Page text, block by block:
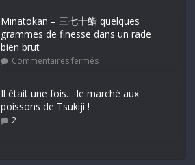
Minatokan – 三七十鮨 quelques
grammes de finesse dans un rade
bien brut
Commentaires fermés
Il était une fois… le marché aux
poissons de Tsukiji !
2